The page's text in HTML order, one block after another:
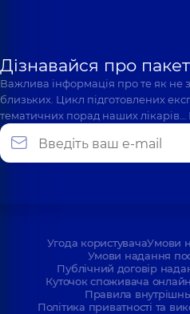
Дізнавайся про
Важлива інформація про те як не
близьких. Цикл підготовлених
тематичних порад наших лікарів…
Угода користувачаУмови
Умови надання
Публічний договір
Куточок споживача онлайн
Правила
Політика приватності та